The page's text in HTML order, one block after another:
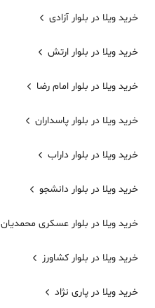
خرید ویلا در بلوار آزادی
خرید ویلا در بلوار ارتش
خرید ویلا در بلوار امام رضا
خرید ویلا در بلوار پاسداران
خرید ویلا در بلوار داراب
خرید ویلا در بلوار دانشجو
خرید ویلا در بلوار عسکری محمدیان
خرید ویلا در بلوار کشاورز
خرید ویلا در پاری نژاد